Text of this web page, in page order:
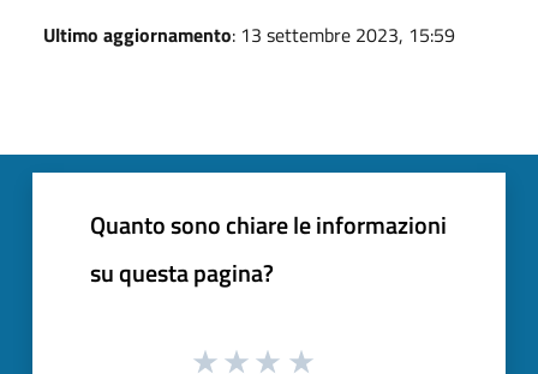
Ultimo aggiornamento: 13 settembre 2023, 15:59
Quanto sono chiare le informazioni
su questa pagina?